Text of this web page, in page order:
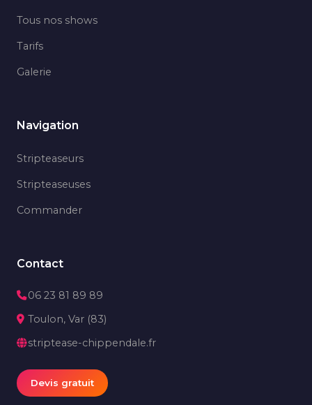
Tous nos shows
Tarifs
Galerie
Navigation
Stripteaseurs
Stripteaseuses
Commander
Contact
06 23 81 89 89
Toulon, Var (83)
striptease-chippendale.fr
Devis gratuit